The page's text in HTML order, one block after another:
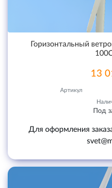
Горизонтальный
13
Артикул
Под
Для оформления